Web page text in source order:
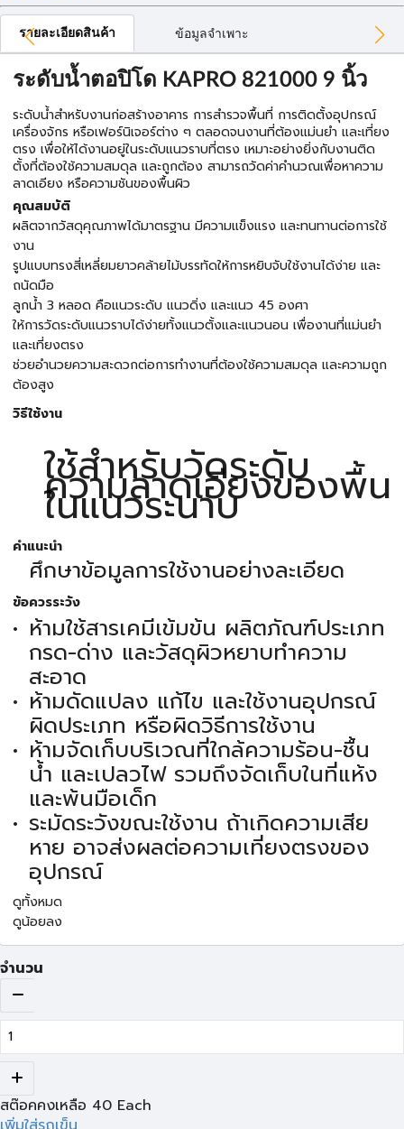
รายละเอียดสินค้า ข้อมูลจำเพาะ
ระดับน้ำตอปิโด KAPRO 821000 9 นิ้ว
ระดับน้ำสำหรับงานก่อสร้างอาคาร การสำรวจพื้นที่ การติดตั้งอุปกรณ์
เครื่องจักร หรือเฟอร์นิเจอร์ต่าง ๆ ตลอดจนงานที่ต้องแม่นยำ และเที่ยง
ตรง เพื่อให้ได้งานอยู่ในระดับแนวราบที่ตรง เหมาะอย่างยิ่งกับงานติด
ตั้งที่ต้องใช้ความสมดุล และถูกต้อง สามารถวัดค่าคำนวณเพื่อหาความ
ลาดเอียง หรือความชันของพื้นผิว
คุณสมบัติ
ผลิตจากวัสดุคุณภาพได้มาตรฐาน มีความแข็งแรง และทนทานต่อการใช้
งาน
รูปแบบทรงสี่เหลี่ยมยาวคล้ายไม้บรรทัดให้การหยิบจับใช้งานได้ง่าย และ
ถนัดมือ
ลูกน้ำ 3 หลอด คือแนวระดับ แนวดิ่ง และแนว 45 องศา
ให้การวัดระดับแนวราบได้ง่ายทั้งแนวตั้งและแนวนอน เพื่องานที่แม่นยำ
และเที่ยงตรง
ช่วยอำนวยความสะดวกต่อการทำงานที่ต้องใช้ความสมดุล และความถูก
ต้องสูง
วิธีใช้งาน
ใช้สำหรับวัดระดับ
ความลาดเอียงของพื้น
ในแนวระนาบ
คำแนะนำ
ศึกษาข้อมูลการใช้งานอย่างละเอียด
ข้อควรระวัง
ห้ามใช้สารเคมีเข้มข้น ผลิตภัณฑ์ประเภท
กรด-ด่าง และวัสดุผิวหยาบทำความ
สะอาด
ห้ามดัดแปลง แก้ไข และใช้งานอุปกรณ์
ผิดประเภท หรือผิดวิธีการใช้งาน
ห้ามจัดเก็บบริเวณที่ใกล้ความร้อน-ชื้น
น้ำ และเปลวไฟ รวมถึงจัดเก็บในที่แห้ง
และพ้นมือเด็ก
ระมัดระวังขณะใช้งาน ถ้าเกิดความเสีย
หาย อาจส่งผลต่อความเที่ยงตรงของ
อุปกรณ์
ดูทั้งหมด
ดูน้อยลง
จำนวน
สต๊อคคงเหลือ 40 Each